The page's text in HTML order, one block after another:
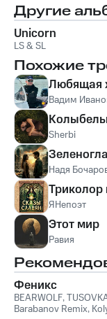
Другие
Unicorn
LS & SL
Похожие
Любящая
Вадим
Sherbi
Надя
ЯНепоэт
Этот мир
Равия
Феникс
BEARWOLF,
Barabanov Remix,